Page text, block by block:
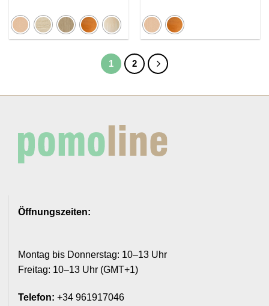
2,32€
1 2
Öffnungszeiten:
Montag bis Donnerstag: 10–13 Uhr
Freitag: 10–13 Uhr (GMT+1)
Telefon: +34 961917046